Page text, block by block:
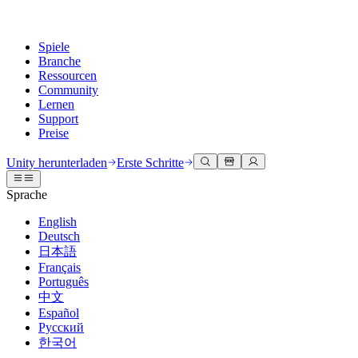
Spiele
Branche
Ressourcen
Community
Lernen
Support
Preise
Unity Engine
Erstellen Sie 2D- und 3D-Spiele für jede Plattform
Zusammenarbeit
Schnell mit Ihrem Team zusammenarbeiten und iterieren
Unity herunterladen
Abonnements und Preise
Bereitstellen
Multiplattform
3D-Zusammenarbeit
Erstellen und überprüfen Sie 3D-Projekte in Echtzeit
Immersive Schulung
In immersiven Umgebungen trainieren
Kundenerlebnisse
Interaktive 3D-Erlebnisse erstellen
Branchen
Fertigung
Dokumentation
Entwicklertools
Versionsfreigaben und Fehlerverfolgung
Roadmap
Bevorstehende Funktionen überprüfen
Glossar
Diskussionen
Veranstaltungen
Globale und lokale Veranstaltungen
Gemeinschaftsgeschichten
Made with Unity
Präsentation von Unity-Schöpfern
Unity Learn
Meistern Sie Unity-Fähigkeiten kostenlos
Professionelles Training
Verbessern Sie Ihr Team mit Unity-Trainern
Neu bei Unity
Erste Schritte
Beginnen Sie noch heute mit dem Lernen
Unity Essential Pathways
Hilfe erhalten
Wir helfen Ihnen, mit Unity erfolgreich zu sein
Erfolgspläne
Erreichen Sie Ihre Ziele schneller mit Expertenunterstützung
FAQ
Antworten auf häufige Fragen
Kontakt aufnehmen
Verbinden Sie sich mit unserem Team
Unity herunterladen Erste Schritte
Sprache
English
Deutsch
日本語
Français
Português
中文
Español
Русский
한국어